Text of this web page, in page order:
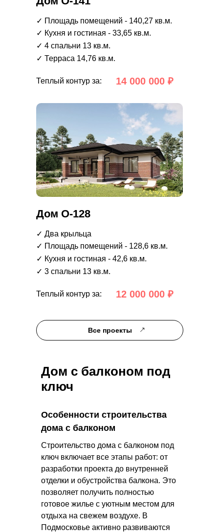
Теплый контур за:
✓ 3 спальни 13 кв.м.
✓ Кухня и гостиная - 42,6 кв.м.
✓ Площадь помещений - 128,6 кв.м.
✓ Два крыльца
12 000 000 ₽
Дом О-128
Теплый контур за:
✓ Терраса 14,76 кв.м.
✓ 4 спальни 13 кв.м.
✓ Кухня и гостиная - 33,65 кв.м.
✓ Площадь помещений - 140,27 кв.м.
14 000 000 ₽
Все проекты
Дом с балконом под
ключ
Строительство дома с балконом под
ключ включает все этапы работ: от
разработки проекта до внутренней
отделки и обустройства балкона. Это
позволяет получить полностью
готовое жилье с уютным местом для
отдыха на свежем воздухе. В
Подмосковье активно развиваются
Особенности строительства
дома с балконом